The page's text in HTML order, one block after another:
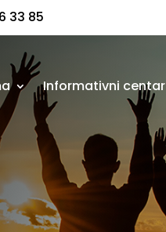
33 85
Informativni centar